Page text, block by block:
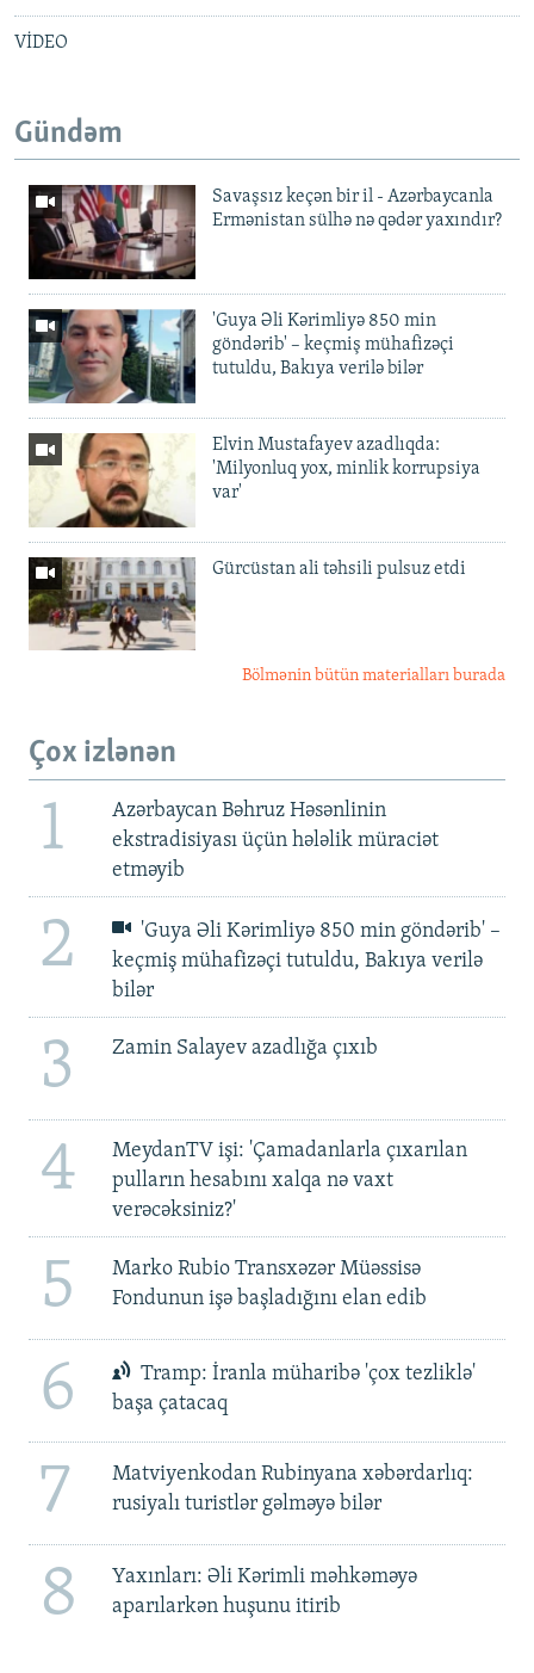
VİDEO
Gündəm
Savaşsız keçən bir il - Azərbaycanla
Ermənistan sülhə nə qədər yaxındır?
'Guya Əli Kərimliyə 850 min
göndərib' – keçmiş mühafizəçi
tutuldu, Bakıya verilə bilər
Elvin Mustafayev azadlıqda:
'Milyonluq yox, minlik korrupsiya
var'
Gürcüstan ali təhsili pulsuz etdi
Bölmənin bütün materialları burada
Çox izlənən
1
Azərbaycan Bəhruz Həsənlinin
ekstradisiyası üçün hələlik müraciət
etməyib
2
'Guya Əli Kərimliyə 850 min göndərib' –
keçmiş mühafizəçi tutuldu, Bakıya verilə
bilər
3 Zamin Salayev azadlığa çıxıb
4
MeydanTV işi: 'Çamadanlarla çıxarılan
pulların hesabını xalqa nə vaxt
verəcəksiniz?'
5
Marko Rubio Transxəzər Müəssisə
Fondunun işə başladığını elan edib
6
Tramp: İranla müharibə 'çox tezliklə'
başa çatacaq
7
Matviyenkodan Rubinyana xəbərdarlıq:
rusiyalı turistlər gəlməyə bilər
8
Yaxınları: Əli Kərimli məhkəməyə
aparılarkən huşunu itirib